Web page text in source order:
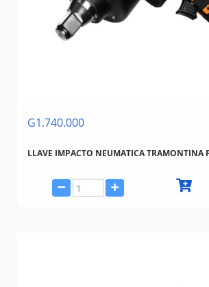
G1.740.000
LLAVE IMPACTO NEUMATICA TRAMONTINA